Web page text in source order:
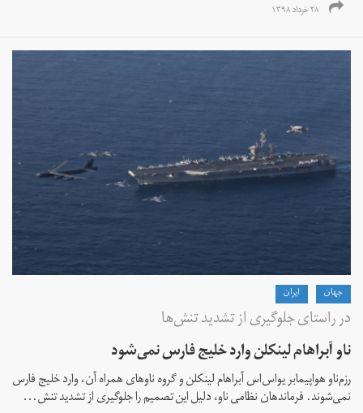
۲۸ خرداد ۱۳۹۸
جهان ايران
در راستای جلوگیری از تشدید تنش‌ها
ناو آبراهام لینکلن وارد خلیج فارس نمی‌شود
رزم‌ناو هواپیمابر یواس‌اس آبراهام لینکلن و گروه ناوهای همراه آن، وارد خلیج فارس
نمی‌شوند. فرماندهان نظامی ناو، دلیل این تصمیم را جلوگیری از تشدید تنش...